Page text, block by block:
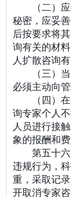
（二）应
秘密，应妥
后按要求将
询有关的材
人扩散咨询
（三）当
必须主动向
（四）在
询专家个人
人员进行接
象的报酬和费
第五十六
违规行为，
重，采取记
开取消专家